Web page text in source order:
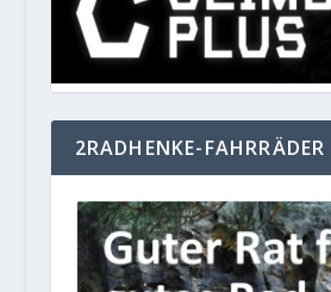
2RADHENKE-